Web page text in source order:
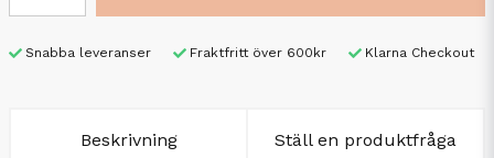
Snabba leveranser Fraktfritt över 600kr Klarna Checkout
Beskrivning Ställ en produktfråga